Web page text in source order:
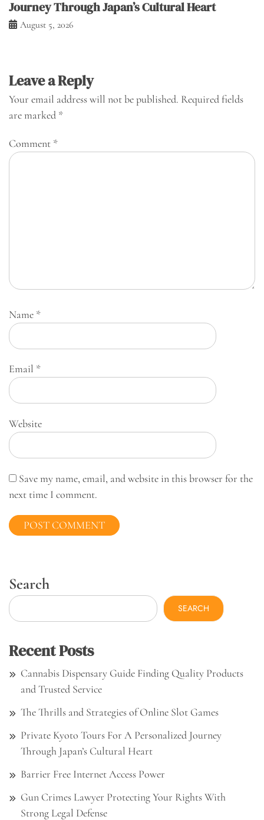
Journey Through Japan’s Cultural Heart
August 5, 2026
Leave a Reply
Your email address will not be published. Required fields
are marked *
Comment *
Name *
Email *
Website
Save my name, email, and website in this browser for the
next time I comment.
Search
SEARCH
Recent Posts
Cannabis Dispensary Guide Finding Quality Products
and Trusted Service
The Thrills and Strategies of Online Slot Games
Private Kyoto Tours For A Personalized Journey
Through Japan’s Cultural Heart
Barrier Free Internet Access Power
Gun Crimes Lawyer Protecting Your Rights With
Strong Legal Defense